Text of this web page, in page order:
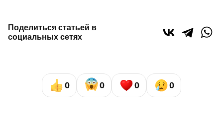
Поделиться статьей в
социальных сетях
0 0 0 0